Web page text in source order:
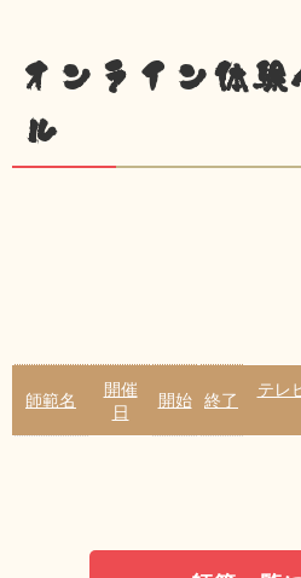
オンライン体
ル
師範名
開催
日
開始 終了
テレ